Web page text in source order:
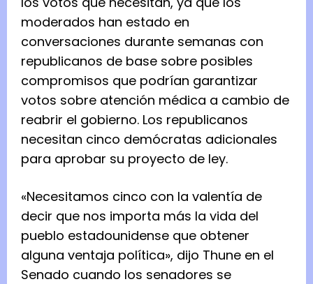
moderados han estado en
conversaciones durante semanas con
republicanos de base sobre posibles
compromisos que podrían garantizar
votos sobre atención médica a cambio de
reabrir el gobierno. Los republicanos
necesitan cinco demócratas adicionales
para aprobar su proyecto de ley.
«Necesitamos cinco con la valentía de
decir que nos importa más la vida del
pueblo estadounidense que obtener
alguna ventaja política», dijo Thune en el
Senado cuando los senadores se